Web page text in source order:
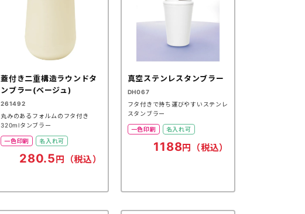
蓋付き二重構造ラウンドタ
ンブラー(ベージュ)
261492
丸みのあるフォルムのフタ付き
320mlタンブラー
一色印刷 名入れ可
280.5 円（税込）
真空ステンレスタンブラー
DH067
フタ付きで持ち運びやすいステンレ
スタンブラー
一色印刷 名入れ可
1188円（税込）